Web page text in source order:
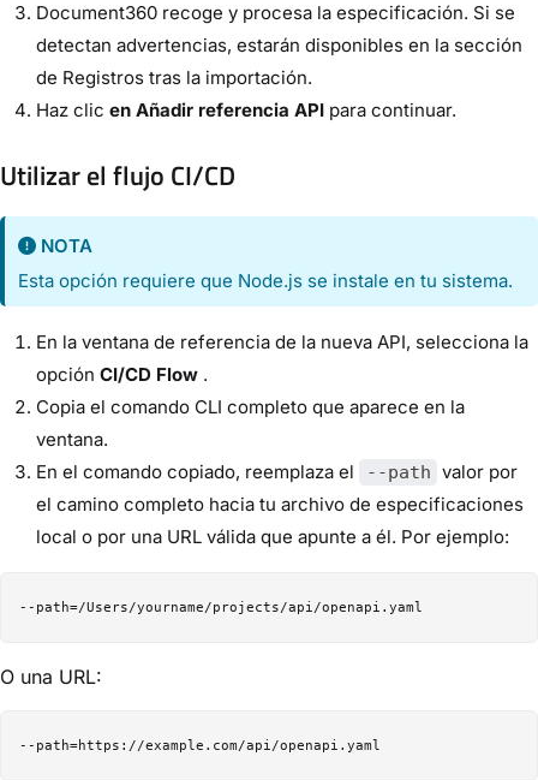
Document360 recoge y procesa la especificación. Si se
detectan advertencias, estarán disponibles en la sección
de Registros tras la importación.
Haz clic en Añadir referencia API para continuar.
Utilizar el flujo CI/CD
NOTA
Esta opción requiere que Node.js se instale en tu sistema.
En la ventana de referencia de la nueva API, selecciona la
opción CI/CD Flow .
Copia el comando CLI completo que aparece en la
ventana.
En el comando copiado, reemplaza el
--path valor por
el camino completo hacia tu archivo de especificaciones
local o por una URL válida que apunte a él. Por ejemplo:
O una URL: